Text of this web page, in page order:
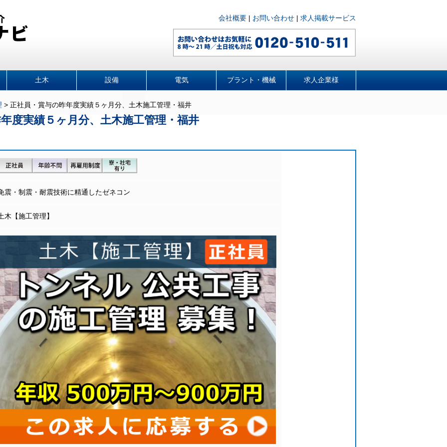
会社概要 | お問い合わせ | 求人掲載サービス
土木 設備 電気 プラント・機械 求人企業様
> 正社員・賞与の昨年度実績５ヶ月分、土木施工管理・福井
度実績５ヶ月分、土木施工管理・福井
震・制震・耐震技術に精通したゼネコン
木【施工管理】